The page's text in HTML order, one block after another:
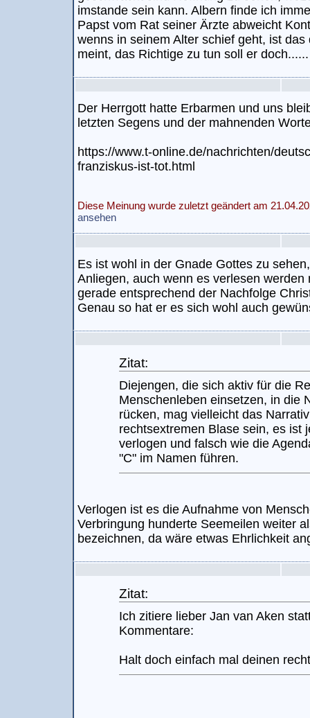
imstande sein kann. Albern finde ich
Papst vom Rat seiner Ärzte abweicht
wenns in seinem Alter schief geht, ist
meint, das Richtige zu tun soll er doch......
Der Herrgott hatte Erbarmen und uns
letzten Segens und der mahnenden
https://www.t-online.de/nachrichten/
franziskus-ist-tot.html
Diese Meinung wurde zuletzt geändert am
ansehen
Es ist wohl in der Gnade Gottes zu
Anliegen, auch wenn es verlesen
gerade entsprechend der Nachfolge
Genau so hat er es sich wohl auch
Zitat:
Diejengen, die sich aktiv für die
Menschenleben einsetzen, in die
rücken, mag vielleicht das
rechtsextremen Blase sein, es ist
verlogen und falsch wie die
"C" im Namen führen.
Verlogen ist es die Aufnahme von
Verbringung hunderte Seemeilen weiter
bezeichnen, da wäre etwas Ehrlichkeit
Zitat:
Ich zitiere lieber Jan van Aken
Kommentare:
Halt doch einfach mal deinen